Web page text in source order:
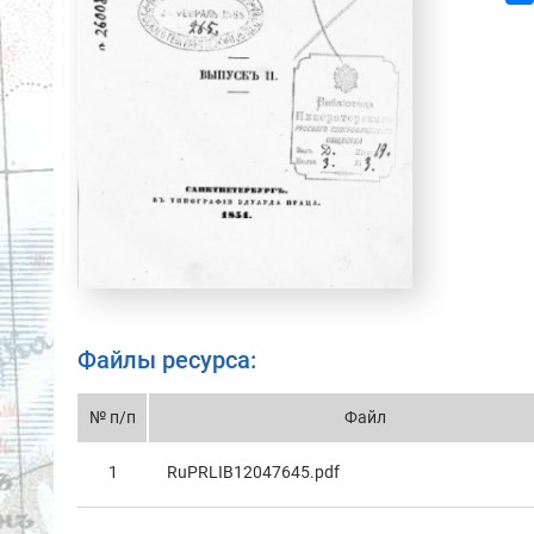
Файлы ресурса:
№ п/п Файл
1 RuPRLIB12047645.pdf